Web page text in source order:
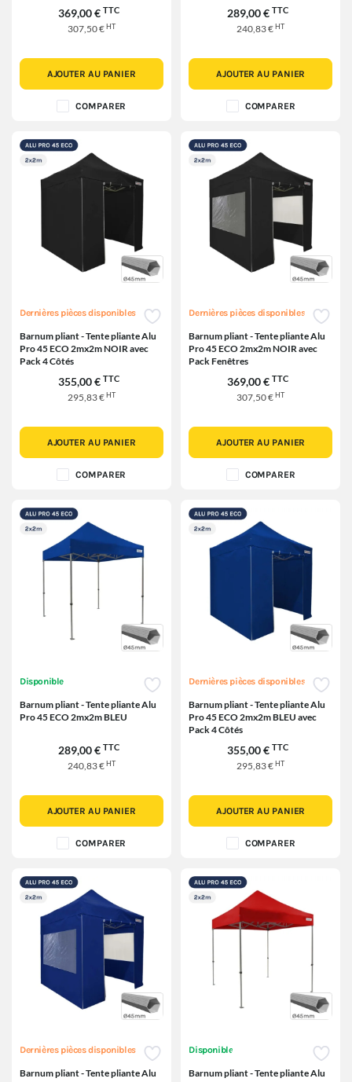
369,00 € TTC
307,50 €HT
AJOUTER AU PANIER
COMPARER
289,00 € TTC
240,83 €HT
AJOUTER AU PANIER
COMPARER
Dernières pièces disponibles
Barnum pliant - Tente pliante Alu
Pro 45 ECO 2mx2m NOIR avec
Pack 4 Côtés
355,00 € TTC
295,83 €HT
AJOUTER AU PANIER
COMPARER
Dernières pièces disponibles
Barnum pliant - Tente pliante Alu
Pro 45 ECO 2mx2m NOIR avec
Pack Fenêtres
369,00 € TTC
307,50 €HT
AJOUTER AU PANIER
COMPARER
Disponible
Barnum pliant - Tente pliante Alu
Pro 45 ECO 2mx2m BLEU
289,00 € TTC
240,83 €HT
AJOUTER AU PANIER
COMPARER
Dernières pièces disponibles
Barnum pliant - Tente pliante Alu
Pro 45 ECO 2mx2m BLEU avec
Pack 4 Côtés
355,00 € TTC
295,83 €HT
AJOUTER AU PANIER
COMPARER
Dernières pièces disponibles
Barnum pliant - Tente pliante Alu
Disponible
Barnum pliant - Tente pliante Alu